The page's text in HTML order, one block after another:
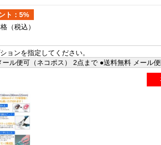
ト：5%
（税込）
ョンを指定してください。
ール便可（ネコポス） 2点まで ●送料無料 メール